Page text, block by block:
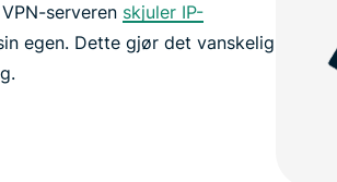
serveren skjuler IP-
egen. Dette gjør det vanskelig